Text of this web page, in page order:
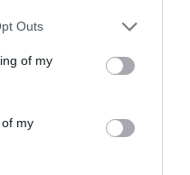
Outs
of my
my
/10
pour l'aéroport. Pas de service
monde!